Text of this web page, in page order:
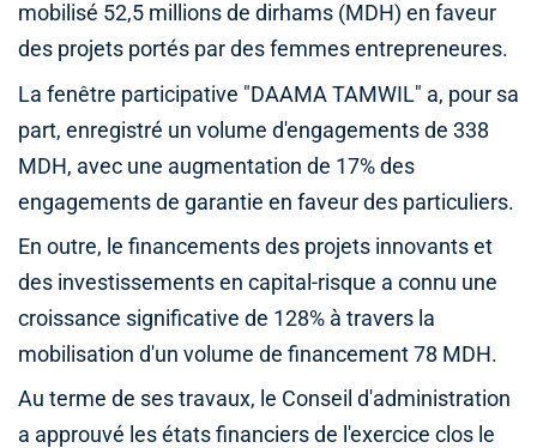
mobilisé 52,5 millions de dirhams (MDH) en faveur
des projets portés par des femmes entrepreneures.
La fenêtre participative "DAAMA TAMWIL" a, pour sa
part, enregistré un volume d'engagements de 338
MDH, avec une augmentation de 17% des
engagements de garantie en faveur des particuliers.
En outre, le financements des projets innovants et
des investissements en capital-risque a connu une
croissance significative de 128% à travers la
mobilisation d'un volume de financement 78 MDH.
Au terme de ses travaux, le Conseil d'administration
a approuvé les états financiers de l'exercice clos le